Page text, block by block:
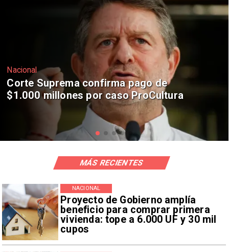
Nacional
Codelco suspende construcción de
Andes Norte en El Teniente por
riesgos sísmicos
Proyecto de Gobierno amplía
beneficio para comprar primera
vivienda: tope a 6.000 UF y 30 mil
cupos
NACIONAL
MÁS RECIENTES